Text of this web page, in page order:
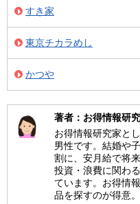
すき家
東京チカラめし
かつや
著者：お得情報研
お得情報研究家と
男性です。結婚や
割に、安月給で将
投資・浪費に関わ
ています。お得情
品を探すのが得意。